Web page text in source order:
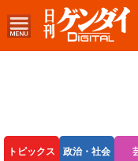
トピックス 政治・社会